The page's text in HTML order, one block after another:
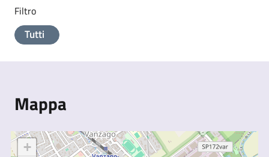
Filtro
Tutti
Mappa
+